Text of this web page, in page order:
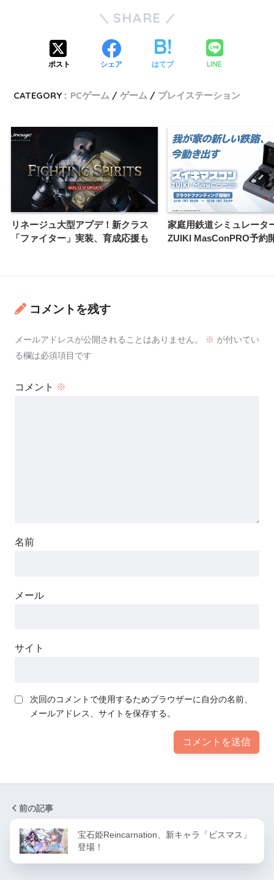
SHARE
ポスト シェア はてブ LINE
CATEGORY : PCゲーム ゲーム プレイステーション
リネージュ大型アプデ！新クラス
「ファイター」実装、育成応援も
家庭用鉄道シミュレータ
ZUIKI MasConPRO予約
コメントを残す
メールアドレスが公開されることはありません。 ※ が付いてい
る欄は必須項目です
コメント ※
名前
メール
サイト
次回のコメントで使用するためブラウザーに自分の名前、
メールアドレス、サイトを保存する。
前の記事
宝石姫Reincarnation、新キャラ「ビスマス」
登場！